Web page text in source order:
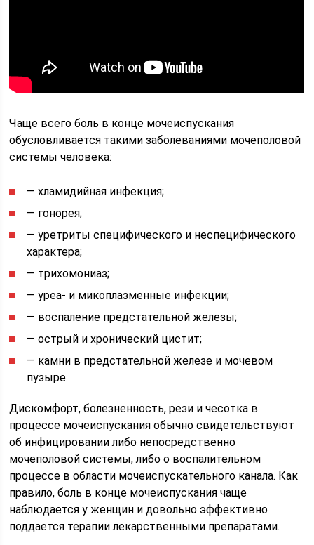
Чаще всего боль в конце мочеиспускания
обусловливается такими заболеваниями мочеполовой
системы человека:
— хламидийная инфекция;
— гонорея;
— уретриты специфического и неспецифического
характера;
— трихомониаз;
— уреа- и микоплазменные инфекции;
— воспаление предстательной железы;
— острый и хронический цистит;
— камни в предстательной железе и мочевом
пузыре.
Дискомфорт, болезненность, рези и чесотка в
процессе мочеиспускания обычно свидетельствуют
об инфицировании либо непосредственно
мочеполовой системы, либо о воспалительном
процессе в области мочеиспускательного канала. Как
правило, боль в конце мочеиспускания чаще
наблюдается у женщин и довольно эффективно
поддается терапии лекарственными препаратами.